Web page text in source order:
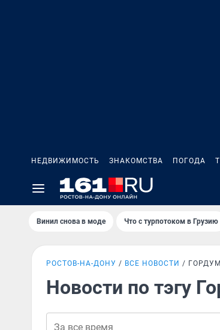
НЕДВИЖИМОСТЬ ЗНАКОМСТВА ПОГОДА
Винил снова в моде Что с турпотоком в Грузию
РОСТОВ-НА-ДОНУ ВСЕ НОВОСТИ
Новости по тэгу